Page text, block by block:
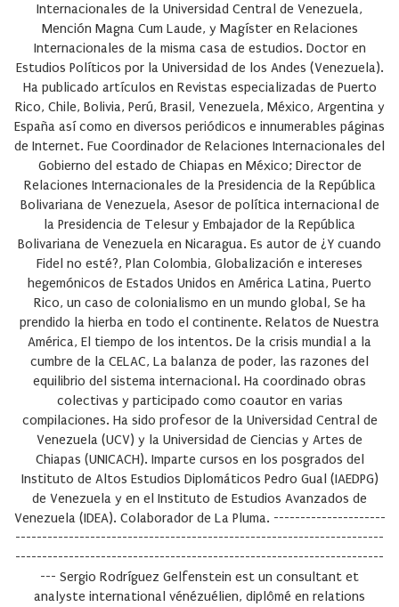
Internacionales de la Universidad Central de Venezuela,
Mención Magna Cum Laude, y Magíster en Relaciones
Internacionales de la misma casa de estudios. Doctor en
Estudios Políticos por la Universidad de los Andes (Venezuela).
Ha publicado artículos en Revistas especializadas de Puerto
Rico, Chile, Bolivia, Perú, Brasil, Venezuela, México, Argentina y
España así como en diversos periódicos e innumerables páginas
de Internet. Fue Coordinador de Relaciones Internacionales del
Gobierno del estado de Chiapas en México; Director de
Relaciones Internacionales de la Presidencia de la República
Bolivariana de Venezuela, Asesor de política internacional de
la Presidencia de Telesur y Embajador de la República
Bolivariana de Venezuela en Nicaragua. Es autor de ¿Y cuando
Fidel no esté?, Plan Colombia, Globalización e intereses
hegemónicos de Estados Unidos en América Latina, Puerto
Rico, un caso de colonialismo en un mundo global, Se ha
prendido la hierba en todo el continente. Relatos de Nuestra
América, El tiempo de los intentos. De la crisis mundial a la
cumbre de la CELAC, La balanza de poder, las razones del
equilibrio del sistema internacional. Ha coordinado obras
colectivas y participado como coautor en varias
compilaciones. Ha sido profesor de la Universidad Central de
Venezuela (UCV) y la Universidad de Ciencias y Artes de
Chiapas (UNICACH). Imparte cursos en los posgrados del
Instituto de Altos Estudios Diplomáticos Pedro Gual (IAEDPG)
de Venezuela y en el Instituto de Estudios Avanzados de
Venezuela (IDEA). Colaborador de La Pluma. ---------------------
---------------------------------------------------------------------
---------------------------------------------------------------------
--- Sergio Rodríguez Gelfenstein est un consultant et
analyste international vénézuélien, diplômé en relations